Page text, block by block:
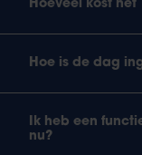
Hoeveel kost het
Hoe is de dag
Ik heb een
nu?